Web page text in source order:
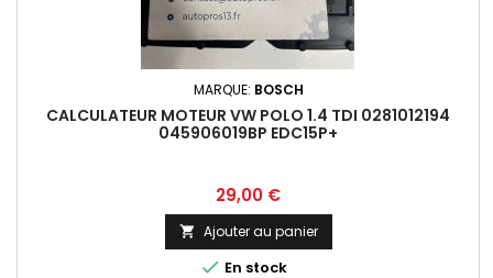
MARQUE: BOSCH
CALCULATEUR MOTEUR VW POLO 1.4 TDI 0281012194
045906019BP EDC15P+
Prix
29,00 €
 Ajouter au panier
 En stock